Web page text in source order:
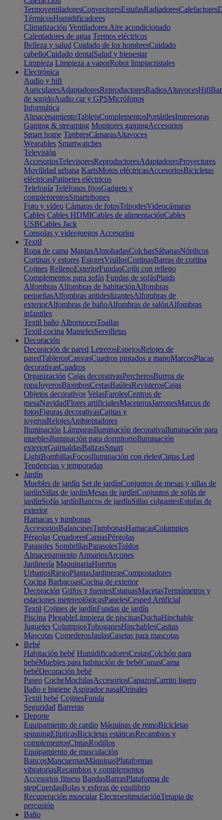
TermoventiladoresConvectoresEstufasRadiadoresCalefactores
TérmicosHumidificadores
Climatización Ventiladores Aire acondicionado
Calentadores de agua Termos eléctricos
Belleza y salud Cuidado de los hombresCuidado
cabelloCuidado dentalSalud y bienestar
Limpieza Limpieza a vaporRobot limpiacristales
Electrónica
Audio y hifi
AuricularesAdaptadoresReproductoresRadiosAltavocesHifi
de sonidoAudio car y GPSMicrófonos
Informática
AlmacenamientoTabletsComplementosPortátilesImpresoras
Gaming & streaming Monitores gamingAccesorios
Smart home TimbresCámarasAltavoces
Wearables Smartwatches
Televisión
AccesoriosTelevisoresReproductoresAdaptadoresProyectores
Movilidad urbana KartsMotos eléctricasAccesoriosBicicletas
eléctricasPatinetes eléctricos
Telefonía Teléfonos fijosGadgets y
complementosSmartphones
Foto y vídeo Cámaras de fotosTrípodesVideocámaras
Cables Cables HDMICables de alimentaciónCables
USBCables Jack
Consolas y videojuegos Accesorios
Textil
Ropa de cama MantasAlmohadasColchasSábanasNórdicos
Cortinas y estores EstoresVisillosCortinasBarras de cortina
Cojines RellenoExteriorFundasCojín con relleno
Complementos para sofás Fundas de sofásPlaids
Alfombras Alfombras de habitaciónAlfombras
pequeñasAlfombras antideslizantesAlfombras de
exteriorAlfombras de bañoAlfombras de salónAlfombras
infantiles
Textil baño AlbornocesToallas
Textil cocina MantelesServilletas
Decoración
Decoración de pared LetrerosEspejosRelojes de
paredTablerosCanvasCuadros pintados a manoMarcosPlacas
decorativasCuadros
Organización Cajas decorativasPercherosBurros de
ropaJoyerosBiombosCestasBaúlesRevisterosCajas
Objetos decorativos VelasFarolesCentros de
mesaNavidadFlores artificialesMaceterosJarronesMarcos de
fotosFiguras decorativasCajitas y
joyerosRelojesAmbientadores
Iluminación LámparasIluminación decorativaIluminación para
mueblesIluminación para dormitorioIluminación
exteriorGuirnaldasBalizasSmart
LightBombillasFocosIluminación con rielesCintas Led
Tendencias y temporadas
Jardín
Muebles de jardín Set de jardínConjuntos de mesas y sillas de
jardínSillas de jardínMesas de jardínConjuntos de sofás de
jardínSofás jardínBancos de jardínSillas colgantesEstufas de
exterior
Hamacas y tumbonas
AccesoriosBalancinesTumbonasHamacasColumpios
Pérgolas CenadoresCarpasPérgolas
Parasoles SombrillasParasolesToldos
Almacenamiento ArmariosArcones
Jardinería MaquinariaHuertos
UrbanosRiegoPlantasJardinerasCompostadores
Cocina BarbacoasCocina de exterior
Decoración Grifos y fuentesEstatuasMacetasTermómetros y
estaciones metereológicasPanelesCesped Artificial
Textil Cojines de jardínFundas de jardín
Piscina PlegableLimpieza de piscinasDuchaHinchable
Juguetes ColumpiosToboganesHinchablesCasitas
Mascotas ComederosJaulasCasetas para mascotas
Bebé
Habitación bebé HumidificadoresCestasColchón para
bebéMuebles para habitación de bebéCunasCama
bebéDecoración bebé
Paseo CocheMochilasAccesoriosCapazosCarrito ligero
Baño e higiene Aspirador nasalOrinales
Textil bebé CojinesFunda
Seguridad Barreras
Deporte
Equipamiento de cardio Máquinas de remoBicicletas
spinningElípticasBicicletas estáticasRecambios y
complementosCintasRodillos
Equipamiento de musculación
BancosMancuernasMáquinasPlataformas
vibratoriasRecambios y complementos
Accesorios fitness BandasBarrasPlataforma de
stepCuerdasBolas y esferas de equilibrio
Recuperación muscular ElectroestimulaciónTerapia de
percusión
Baño